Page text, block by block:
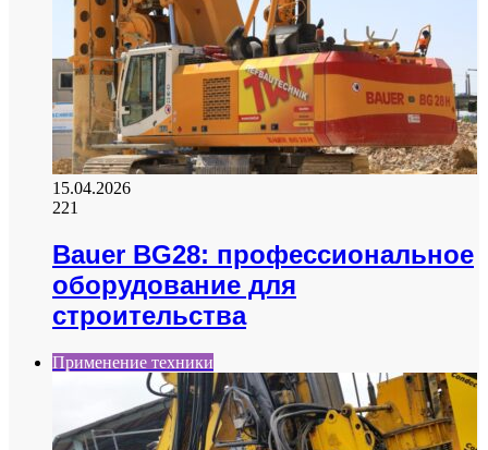
15.04.2026
221
Bauer BG28: профессиональное
оборудование для
строительства
Применение техники